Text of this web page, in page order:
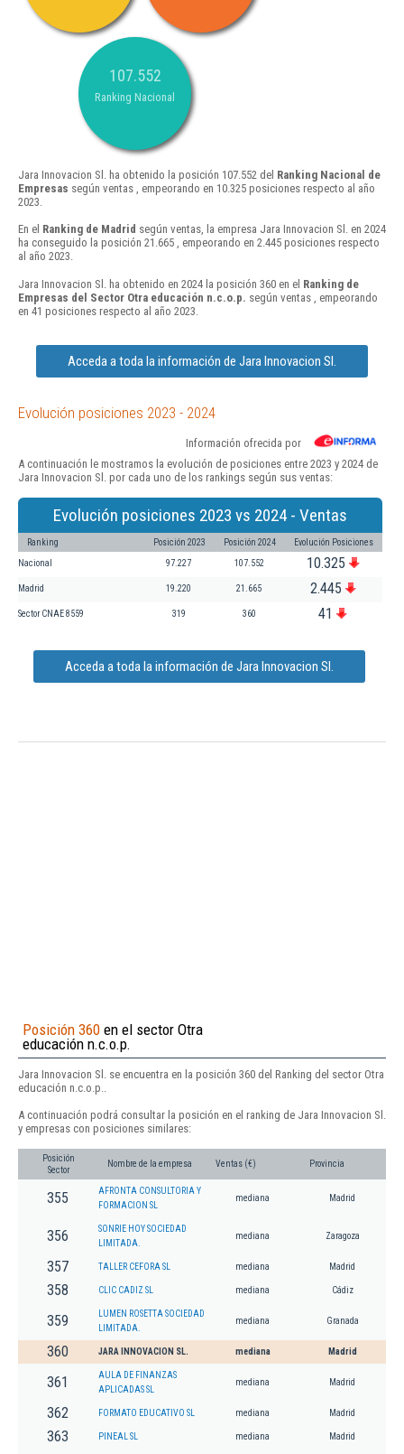
107.552
Ranking Nacional
Jara Innovacion Sl. ha obtenido la posición 107.552 del Ranking Nacional de
Empresas según ventas , empeorando en 10.325 posiciones respecto al año
2023.
En el Ranking de Madrid según ventas, la empresa Jara Innovacion Sl. en 2024
ha conseguido la posición 21.665 , empeorando en 2.445 posiciones respecto
al año 2023.
Jara Innovacion Sl. ha obtenido en 2024 la posición 360 en el Ranking de
Empresas del Sector Otra educación n.c.o.p. según ventas , empeorando
en 41 posiciones respecto al año 2023.
Acceda a toda la información de Jara Innovacion Sl.
Evolución posiciones 2023 - 2024
Información ofrecida por
A continuación le mostramos la evolución de posiciones entre 2023 y 2024 de
Jara Innovacion Sl. por cada uno de los rankings según sus ventas:
Evolución posiciones 2023 vs 2024 - Ventas
Ranking Posición 2023 Posición 2024 Evolución Posiciones
Nacional 97.227 107.552 10.325
Madrid 19.220 21.665 2.445
Sector CNAE 8559 319 360 41
Acceda a toda la información de Jara Innovacion Sl.
Posición 360 en el sector Otra
educación n.c.o.p.
Jara Innovacion Sl. se encuentra en la posición 360 del Ranking del sector Otra
educación n.c.o.p..
A continuación podrá consultar la posición en el ranking de Jara Innovacion Sl.
y empresas con posiciones similares:
Posición
Sector
Nombre de la empresa Ventas (€) Provincia
355
AFRONTA CONSULTORIA Y
FORMACION SL
mediana Madrid
356
SONRIE HOY SOCIEDAD
LIMITADA.
mediana Zaragoza
357 TALLER CEFORA SL mediana Madrid
358 CLIC CADIZ SL mediana Cádiz
359
LUMEN ROSETTA SOCIEDAD
LIMITADA.
mediana Granada
360 JARA INNOVACION SL. mediana Madrid
361
AULA DE FINANZAS
APLICADAS SL
mediana Madrid
362 FORMATO EDUCATIVO SL mediana Madrid
363 PINEAL SL mediana Madrid